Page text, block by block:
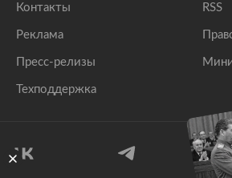
Контакты
Реклама
Пресс-релизы
Техподдержка
RSS